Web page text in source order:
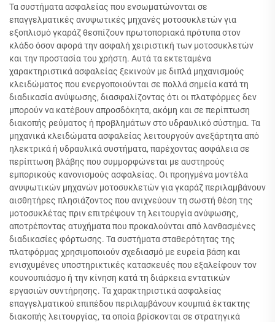
Τα συστήματα ασφαλείας που ενσωματώνονται σε
επαγγελματικές ανυψωτικές μηχανές μοτοσυκλετών για
εξοπλισμό γκαράζ θεσπίζουν πρωτοποριακά πρότυπα στον
κλάδο όσον αφορά την ασφαλή χειριστική των μοτοσυκλετών
και την προστασία του χρήστη. Αυτά τα εκτεταμένα
χαρακτηριστικά ασφαλείας ξεκινούν με διπλά μηχανισμούς
κλειδώματος που ενεργοποιούνται σε πολλά σημεία κατά τη
διαδικασία ανύψωσης, διασφαλίζοντας ότι οι πλατφόρμες δεν
μπορούν να κατέβουν απροσδόκητα, ακόμη και σε περίπτωση
διακοπής ρεύματος ή προβλημάτων στο υδραυλικό σύστημα. Τα
μηχανικά κλειδώματα ασφαλείας λειτουργούν ανεξάρτητα από
ηλεκτρικά ή υδραυλικά συστήματα, παρέχοντας ασφάλεια σε
περίπτωση βλάβης που συμμορφώνεται με αυστηρούς
εμπορικούς κανονισμούς ασφαλείας. Οι προηγμένα μοντέλα
ανυψωτικών μηχανών μοτοσυκλετών για γκαράζ περιλαμβάνουν
αισθητήρες πλησιάζοντος που ανιχνεύουν τη σωστή θέση της
μοτοσυκλέτας πριν επιτρέψουν τη λειτουργία ανύψωσης,
αποτρέποντας ατυχήματα που προκαλούνται από λανθασμένες
διαδικασίες φόρτωσης. Τα συστήματα σταθερότητας της
πλατφόρμας χρησιμοποιούν σχεδιασμό με ευρεία βάση και
ενισχυμένες υποστηρικτικές κατασκευές που εξαλείφουν τον
κουνουπιάσμο ή την κίνηση κατά τη διάρκεια εντατικών
εργασιών συντήρησης. Τα χαρακτηριστικά ασφαλείας
επαγγελματικού επιπέδου περιλαμβάνουν κουμπιά έκτακτης
διακοπής λειτουργίας, τα οποία βρίσκονται σε στρατηγικά